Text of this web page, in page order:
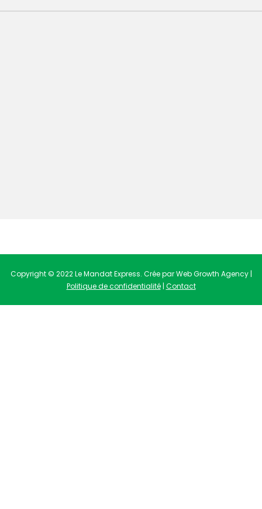
Copyright © 2022 Le Mandat Express. Crée par Web Growth Agency |
Politique de confidentialité| Contact